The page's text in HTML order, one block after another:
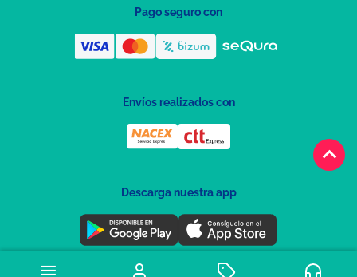
keyboard_arrow_up
Pago seguro con
Envíos realizados con
Descarga nuestra app